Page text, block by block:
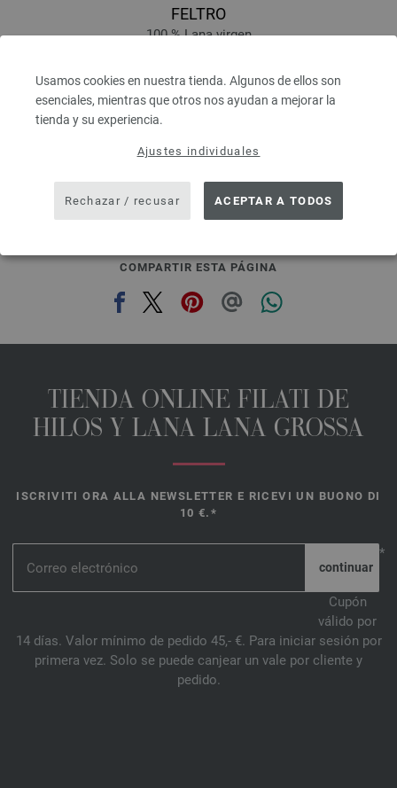
Usamos cookies en nuestra tienda. Algunos de ellos son
esenciales, mientras que otros nos ayudan a mejorar la
tienda y su experiencia.
Ajustes individuales
Rechazar / recusar ACEPTAR A TODOS
FELTRO
100 % Lana virgen
Grosor de las agujas: 8
3,43 $
IVA no incluido, más gastos de envío, Precio base:
prev next
COMPARTIR ESTA PÁGINA
TIENDA ONLINE FILATI DE
HILOS Y LANA LANA GROSSA
ISCRIVITI ORA ALLA NEWSLETTER E RICEVI UN BUONO DI
10 €.*
*
Cupón
válido por
14 días. Valor mínimo de pedido 45,- €. Para iniciar sesión por
primera vez. Solo se puede canjear un vale por cliente y
pedido.